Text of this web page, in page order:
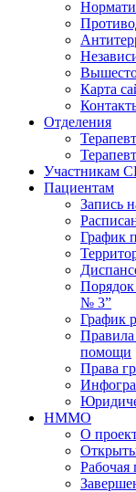
Карта
Отделения
Участникам
Пациентам
Запись
График
№ 3”
График
Правила
помощи
Права
НММО
О